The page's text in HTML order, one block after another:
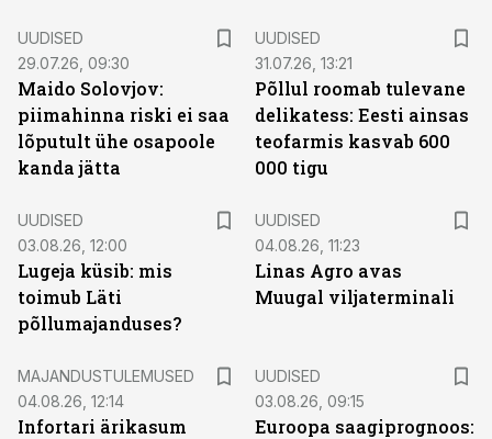
UUDISED
29.07.26, 09:30
Maido Solovjov:
piimahinna riski ei saa
lõputult ühe osapoole
kanda jätta
UUDISED
31.07.26, 13:21
Põllul roomab tulevane
delikatess: Eesti ainsas
teofarmis kasvab 600
000 tigu
UUDISED
03.08.26, 12:00
Lugeja küsib: mis
toimub Läti
põllumajanduses?
UUDISED
04.08.26, 11:23
Linas Agro avas
Muugal viljaterminali
MAJANDUSTULEMUSED
04.08.26, 12:14
Infortari ärikasum
UUDISED
03.08.26, 09:15
Euroopa saagiprognoos: